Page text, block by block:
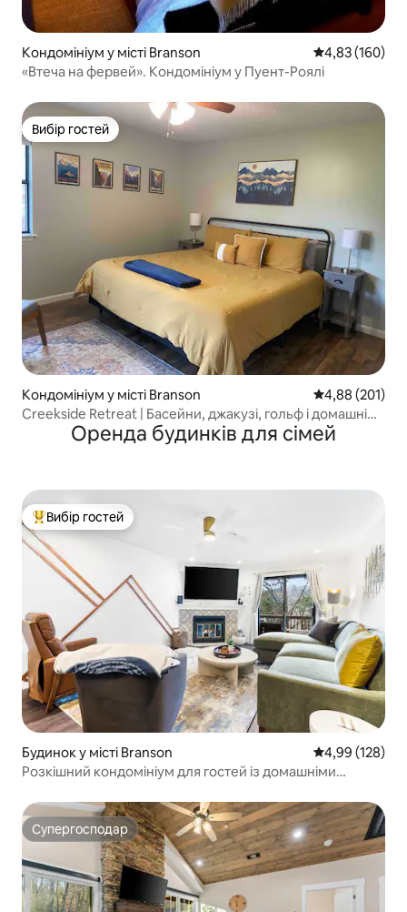
Кондомініум у місті Branson Середня
4,83 (160)
«Втеча на фервей». Кондомініум у Пуент-Роялі
Вибір гостей
Вибір гостей
Кондомініум у місті Branson Середня
4,88 (201)
Creekside Retreat | Басейни, джакузі, гольф і домашні
твариниОренда будинків для сімей
Топ вибір гостей
Вибір гостей
Будинок у місті Branson Середня
4,99 (128)
Розкішний кондомініум для гостей із домашніми
Супергосподар
Супергосподар